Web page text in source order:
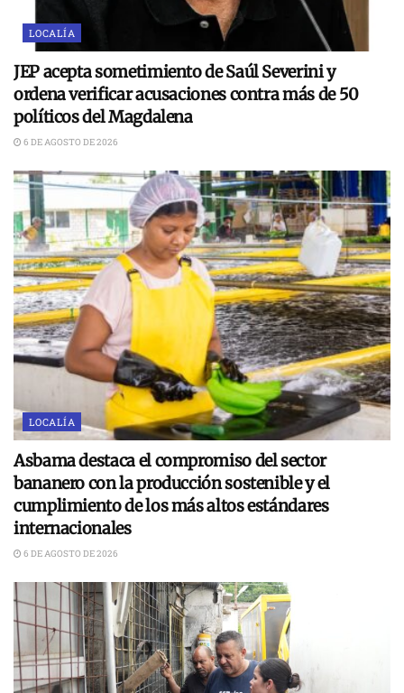
LOCALÍA
JEP acepta sometimiento de Saúl Severini y
ordena verificar acusaciones contra más de 50
políticos del Magdalena
6 DE AGOSTO DE 2026
LOCALÍA
Asbama destaca el compromiso del sector
bananero con la producción sostenible y el
cumplimiento de los más altos estándares
internacionales
6 DE AGOSTO DE 2026